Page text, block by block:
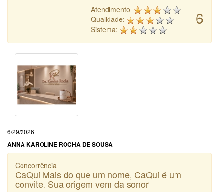
6
Atendimento:
Qualidade:
Sistema:
6/29/2026
ANNA KAROLINE ROCHA DE SOUSA
Concorrência
CaQui Mais do que um nome, CaQui é um
convite. Sua origem vem da sonor